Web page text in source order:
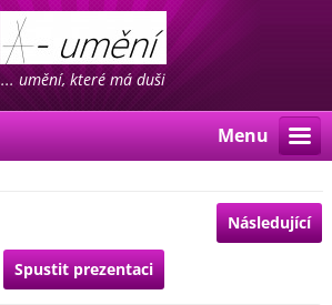
... umění, které má duši
Menu
Následující
Spustit prezentaci